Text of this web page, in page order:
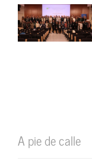
A pie de calle